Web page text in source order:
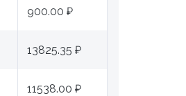
900.00 ₽
13825.35 ₽
11538.00 ₽